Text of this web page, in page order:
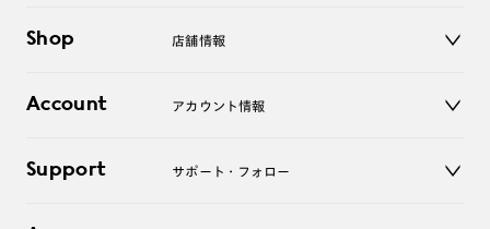
サングラス
コンタクトレンズ
アクセサリー
Shop 店舗情報
オンラインショップ
Account アカウント情報
ログアウト
Support サポート・フォロー